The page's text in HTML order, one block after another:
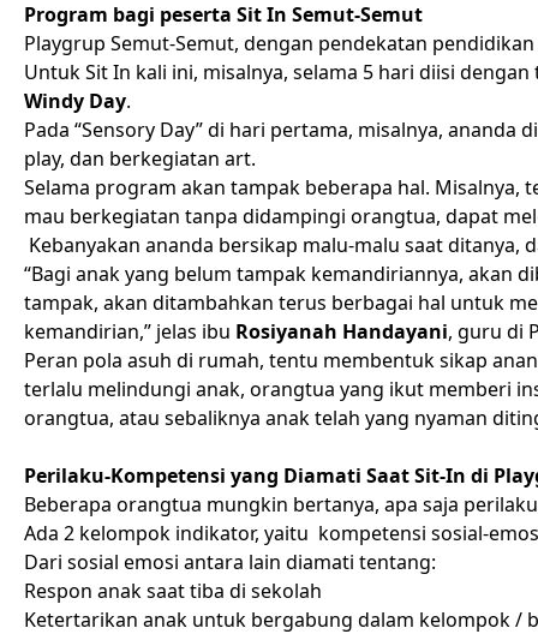
Program bagi peserta Sit In Semut-Semut
Playgrup Semut-Semut, dengan pendekatan
Untuk Sit In kali ini, misalnya, selama 5 hari diisi
Windy Day.
Pada “Sensory Day” di hari pertama, misalnya,
play, dan berkegiatan art.
Selama program akan tampak beberapa hal.
mau berkegiatan tanpa didampingi orangtua, dapat
Kebanyakan ananda bersikap malu-malu saat ditanya,
“Bagi anak yang belum tampak kemandiriannya, akan
tampak, akan ditambahkan terus berbagai hal untuk
kemandirian,” jelas ibu Rosiyanah Handayani, guru di
Peran pola asuh di rumah, tentu membentuk sikap
terlalu melindungi anak, orangtua yang ikut memberi
orangtua, atau sebaliknya anak telah yang nyaman
Perilaku-Kompetensi yang Diamati Saat Sit-In di
Beberapa orangtua mungkin bertanya, apa saja
Ada 2 kelompok indikator, yaitu kompetensi sosial-
Dari sosial emosi antara lain diamati tentang:
Respon anak saat tiba di sekolah
Ketertarikan anak untuk bergabung dalam kelompok /